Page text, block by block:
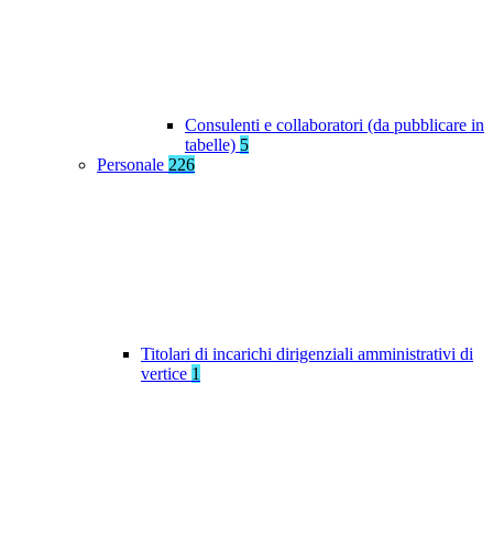
Consulenti e collaboratori (da pubblicare in
tabelle) 5
Personale 226
Titolari di incarichi dirigenziali amministrativi di
vertice 1